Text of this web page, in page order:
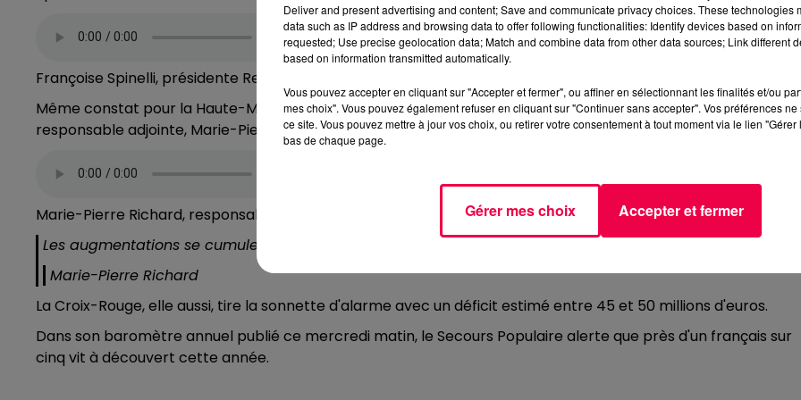
Françoise Spinelli, présidente Restos du Cœur 88
Même constat pour la Haute-Marne où les bénéficiaires sont nombreux et augmentent chaque année,
responsable adjointe, Marie-Pierre Richard :
Marie-Pierre Richard, responsable adjointe Restos du Cœur 52
Les augmentations se cumulent d'une saison à l'autre, on arrive à la limite de nos capacités.
Marie-Pierre Richard
La Croix-Rouge, elle aussi, tire la sonnette d'alarme avec un déficit estimé entre 45 et 50 millions d'euros.
Dans son baromètre annuel publié ce mercredi matin, le Secours Populaire alerte que près d'un français sur
cinq vit à découvert cette année.
Deliver and present advertising and content; Save and communicate privacy choices. These technologies
data such as IP address and browsing data to offer following functionalities: Identify devices based on
requested; Use precise geolocation data; Match and combine data from other data sources; Link different
based on information transmitted automatically.
Vous pouvez accepter en cliquant sur "Accepter et fermer", ou affiner en sélectionnant les finalités et/ou
mes choix". Vous pouvez également refuser en cliquant sur "Continuer sans accepter". Vos préférences
ce site. Vous pouvez mettre à jour vos choix, ou retirer votre consentement à tout moment via le lien
bas de chaque page.
Gérer mes choix Accepter et fermer